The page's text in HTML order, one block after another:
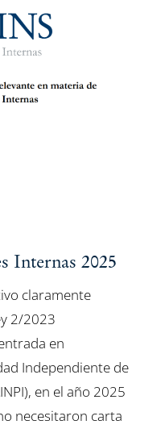
Internas 2025
claramente
2/2023
en
Independiente de
en el año 2025
necesitaron carta